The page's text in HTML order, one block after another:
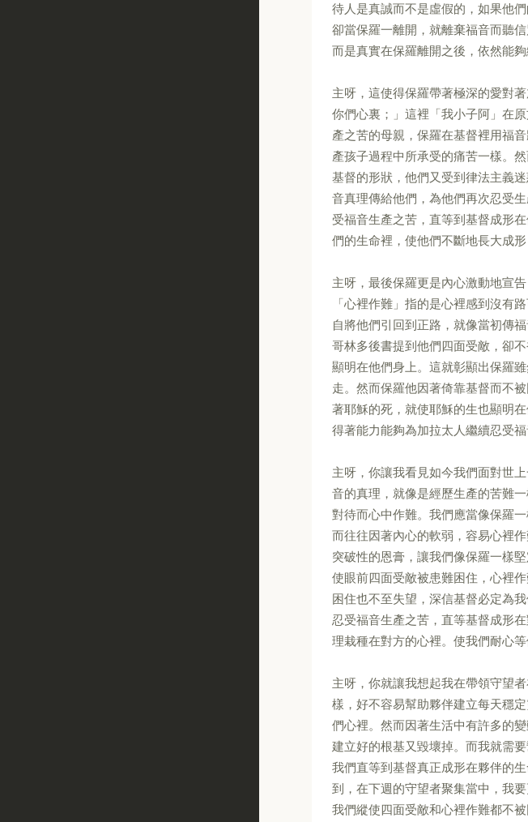
待人是真誠而不是虛假的，如果他
卻當保羅一離開，就離棄福音而聽
而是真實在保羅離開之後，依然能
主呀，這使得保羅帶著極深的愛對
你們心裏；」這裡「我小子阿」在
產之苦的母親，保羅在基督裡用福
產孩子過程中所承受的痛苦一樣。
基督的形狀，他們又受到律法主義
音真理傳給他們，為他們再次忍受
受福音生產之苦，直等到基督成形
們的生命裡，使他們不斷地長大成
主呀，最後保羅更是內心激動地宣
「心裡作難」指的是心裡感到沒有
自將他們引回到正路，就像當初傳
哥林多後書提到他們四面受敵，卻
顯明在他們身上。這就彰顯出保羅
走。然而保羅他因著倚靠基督而不
著耶穌的死，就使耶穌的生也顯明
得著能力能夠為加拉太人繼續忍受
主呀，你讓我看見如今我們面對世
音的真理，就像是經歷生產的苦難
對待而心中作難。我們應當像保羅
而往往因著內心的軟弱，容易心裡
突破性的恩膏，讓我們像保羅一樣
使眼前四面受敵被患難困住，心裡
困住也不至失望，深信基督必定為
忍受福音生產之苦，直等基督成形
理栽種在對方的心裡。使我們耐心
主呀，你就讓我想起我在帶領守望
樣，好不容易幫助夥伴建立每天穩
們心裡。然而因著生活中有許多的
建立好的根基又毀壞掉。而我就需
我們直等到基督真正成形在夥伴的
到，在下週的守望者聚集當中，我
我們縱使四面受敵和心裡作難都不